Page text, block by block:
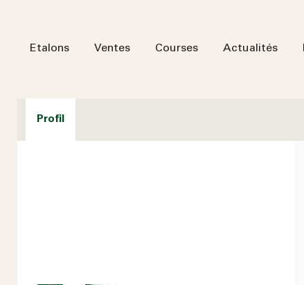
Etalons Ventes Courses Actualités
Profil